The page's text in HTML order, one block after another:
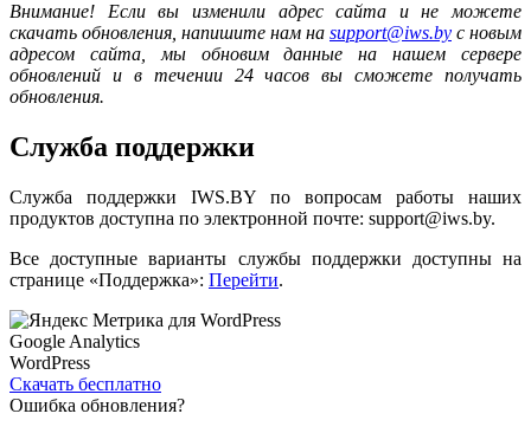
Внимание! Если вы изменили адрес сайта и не можете
скачать обновления, напишите нам на support@iws.by с новым
адресом сайта, мы обновим данные на нашем сервере
обновлений и в течении 24 часов вы сможете получать
обновления.
Служба поддержки
Служба поддержки IWS.BY по вопросам работы наших
продуктов доступна по электронной почте: support@iws.by.
Все доступные варианты службы поддержки доступны на
странице «Поддержка»: Перейти.
Google Analytics
WordPress
Скачать бесплатно
Ошибка обновления?